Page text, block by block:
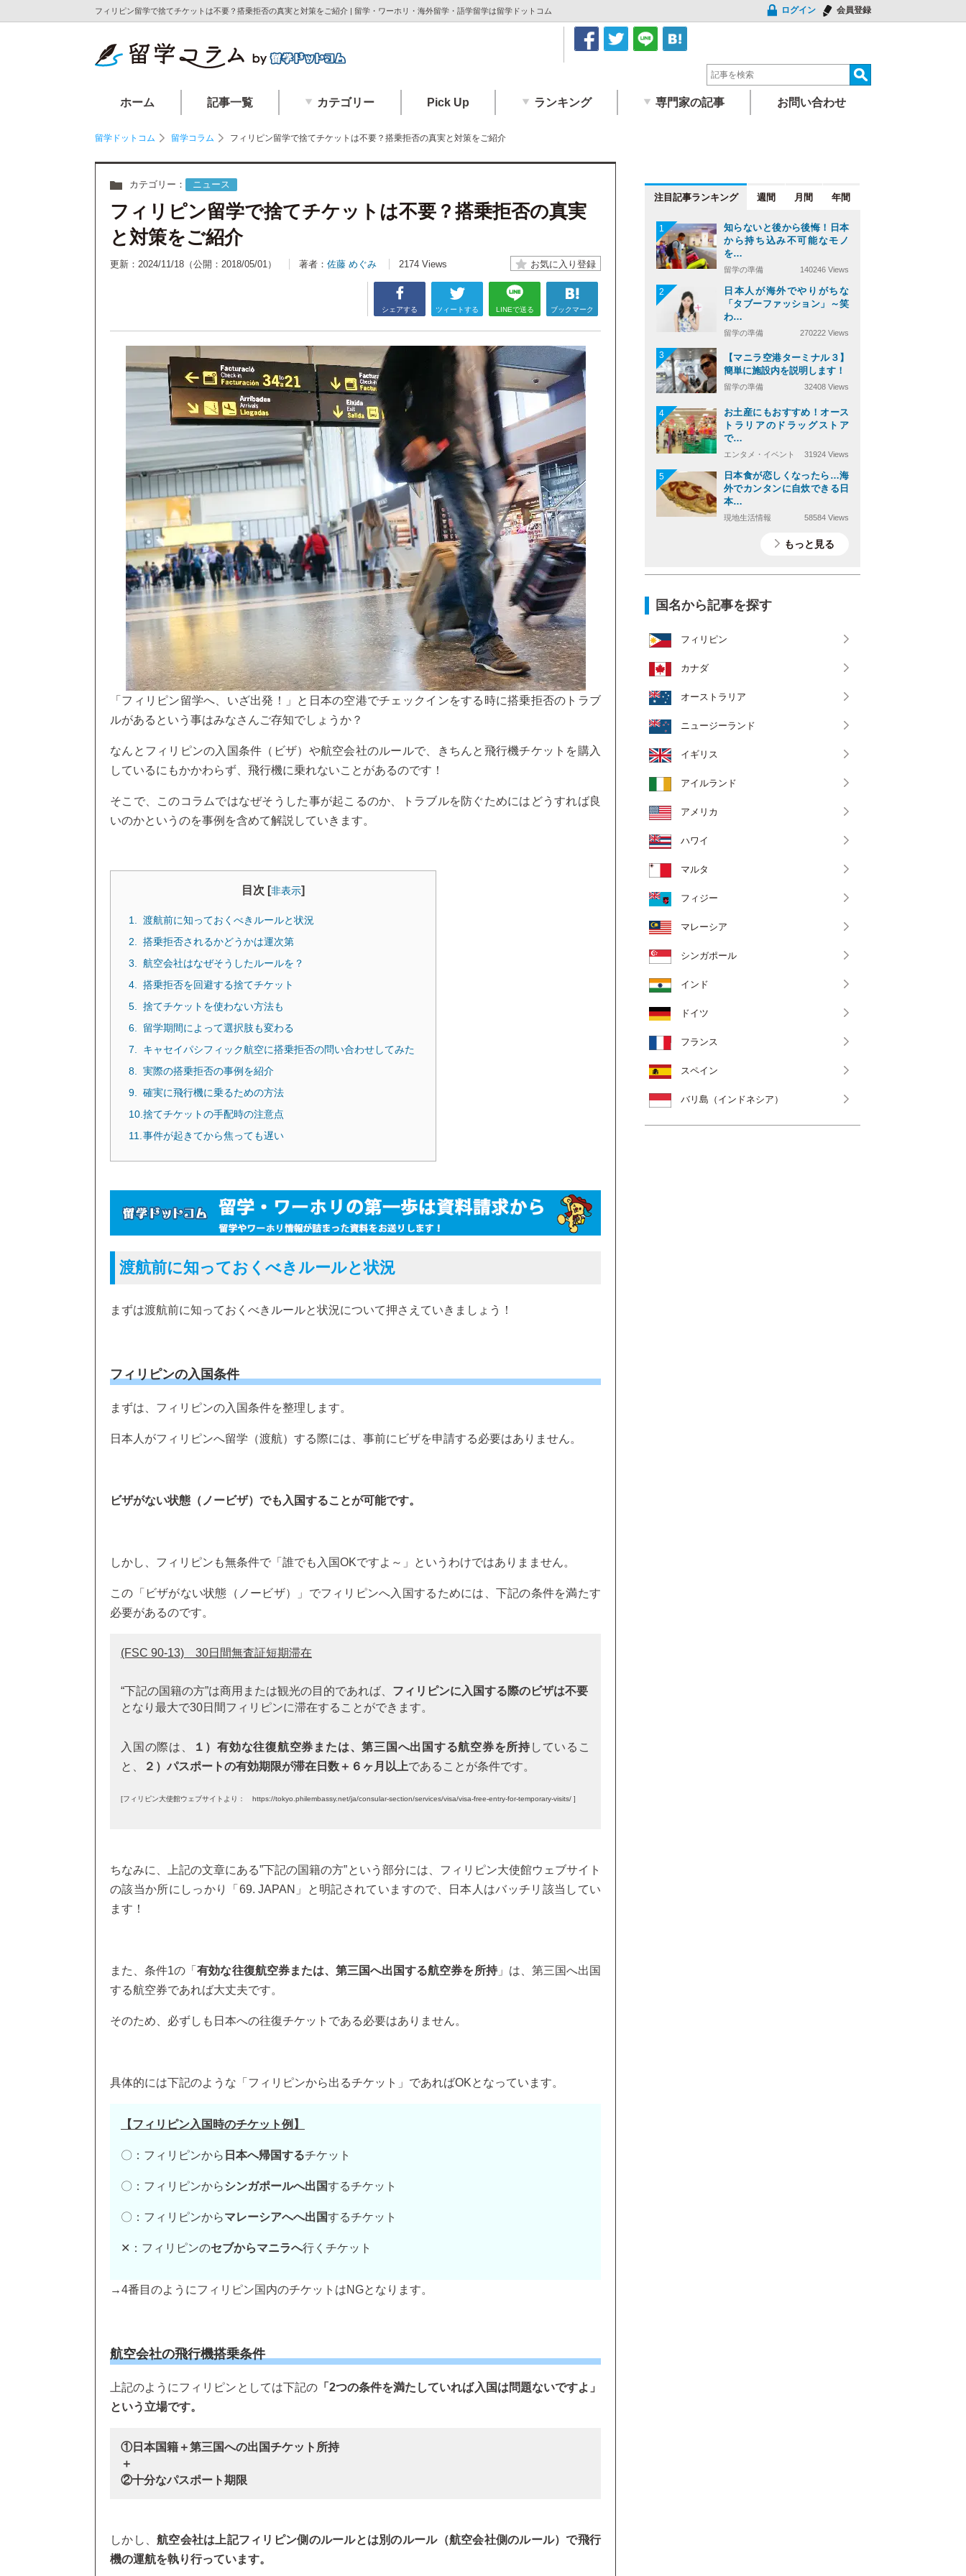
フィリピン留学で捨てチケットは不要？搭乗拒否の真実と対策をご紹介 | 留学・ワーホリ・海外留学・語学留学は留学ドットコム ログイン 会員登録
ホーム 記事一覧 カテゴリー Pick Up ランキング 専門家の記事 お問い合わせ
留学ドットコム 留学コラム フィリピン留学で捨てチケットは不要？搭乗拒否の真実と対策をご紹介
カテゴリー： ニュース
フィリピン留学で捨てチケットは不要？搭乗拒否の真実
と対策をご紹介
更新：2024/11/18 （公開：2018/05/01） 著者： 佐藤 めぐみ 2174 Views
シェアする ツィートする LINEで送る ブックマーク
「フィリピン留学へ、いざ出発！」と日本の空港でチェックインをする時に搭乗拒否のトラブ
ルがあるという事はみなさんご存知でしょうか？
なんとフィリピンの入国条件（ビザ）や航空会社のルールで、きちんと飛行機チケットを購入
しているにもかかわらず、飛行機に乗れないことがあるのです！
そこで、このコラムではなぜそうした事が起こるのか、トラブルを防ぐためにはどうすれば良
いのかというのを事例を含めて解説していきます。
目次 [非表示]
渡航前に知っておくべきルールと状況
搭乗拒否されるかどうかは運次第
航空会社はなぜそうしたルールを？
搭乗拒否を回避する捨てチケット
捨てチケットを使わない方法も
留学期間によって選択肢も変わる
キャセイパシフィック航空に搭乗拒否の問い合わせしてみた
実際の搭乗拒否の事例を紹介
確実に飛行機に乗るための方法
捨てチケットの手配時の注意点
事件が起きてから焦っても遅い
渡航前に知っておくべきルールと状況
まずは渡航前に知っておくべきルールと状況について押さえていきましょう！
フィリピンの入国条件
まずは、フィリピンの入国条件を整理します。
日本人がフィリピンへ留学（渡航）する際には、事前にビザを申請する必要はありません。
ビザがない状態（ノービザ）でも入国することが可能です。
しかし、フィリピンも無条件で「誰でも入国OKですよ～」というわけではありまません。
この「ビザがない状態（ノービザ）」でフィリピンへ入国するためには、下記の条件を満たす
必要があるのです。
(FSC 90-13) 30日間無査証短期滞在
“下記の国籍の方”は商用または観光の目的であれば、 フィリピンに入国する際のビザは不要
となり最大で30日間フィリピンに滞在することができます。
入国の際は、 １）有効な往復航空券または、第三国へ出国する航空券を所持 しているこ
と、
２）パスポートの有効期限が滞在日数＋６ヶ月以上であることが条件です。
[フィリピン大使館ウェブサイトより： https://tokyo.philembassy.net/ja/consular-section/services/visa/visa-free-entry-for-temporary-visits/ ]
ちなみに、上記の文章にある”下記の国籍の方”という部分には、フィリピン大使館ウェブサイト
の該当か所にしっかり「69. JAPAN」と明記されていますので、日本人はバッチリ該当してい
ます！
また、条件1の「有効な往復航空券または、第三国へ出国する航空券を所持」は、第三国へ出国
する航空券であれば大丈夫です。
そのため、必ずしも日本への往復チケットである必要はありません。
具体的には下記のような「フィリピンから出るチケット」であればOKとなっています。
【フィリピン入国時のチケット例】
〇：フィリピンから 日本へ帰国するチケット
〇：フィリピンからシンガポールへ出国するチケット
〇：フィリピンからマレーシアへへ出国するチケット
✕：フィリピンのセブからマニラへ行くチケット
→4番目のようにフィリピン国内のチケットはNGとなります。
航空会社の飛行機搭乗条件
上記のようにフィリピンとしては下記の「2つの条件を満たしていれば入国は問題ないですよ」
という立場です。
①日本国籍＋第三国への出国チケット所持
＋
②十分なパスポート期限
しかし、航空会社は上記フィリピン側のルールとは別のルール（航空会社側のルール）で飛行
機の運航を執り行っています。
注目記事 週間 月間 年間
1
知らないと後から後悔！日本
から持ち込み不可能なモノ
を…
留学の準備 140246 Views
2
日本人が海外でやりがちな
「タブーファッション」～笑
わ…
留学の準備 270222 Views
3
【マニラ空港ターミナル３】
簡単に施設内を説明します！
留学の準備 32408 Views
4
お土産にもおすすめ！オース
トラリアのドラッグストア
で…
エンタメ・イベント 31924 Views
5
日本食が恋しくなったら…海
外でカンタンに自炊できる日
本…
現地生活情報 58584 Views
もっと見る
国名から記事を探す
フィリピン
カナダ
オーストラリア
ニュージーランド
イギリス
アイルランド
アメリカ
ハワイ
マルタ
フィジー
マレーシア
シンガポール
インド
ドイツ
フランス
スペイン
バリ島（インドネシア）